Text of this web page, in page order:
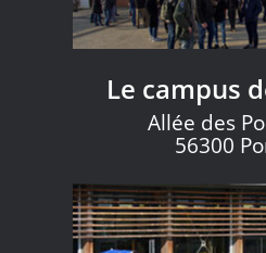
Le campus
Allée des
56300